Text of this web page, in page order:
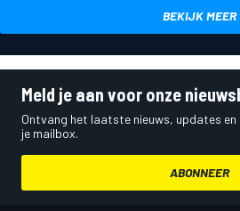
BEKIJK MEER
Meld je aan voor onze
Ontvang het laatste nieuws, updates
je mailbox.
ABONNEER